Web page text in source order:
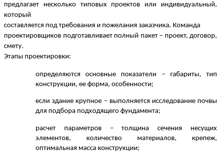
предлагает несколько типовых проектов или индивидуальный,
который
составляется под требования и пожелания заказчика. Команда
проектировщиков подготавливает полный пакет – проект, договор,
смету.
Этапы проектировки:
определяются основные показатели – габариты, тип
конструкции, ее форма, особенности;
если здание крупное – выполняется исследование почвы
для подбора подходящего фундамента;
расчет параметров – толщина сечения несущих
элементов, количество материалов, крепеж,
оптимальная масса конструкции;